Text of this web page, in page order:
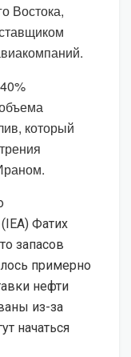
Востока,
который
(IEA) Фатих
запасов
примерно
нефти
из-за
начаться